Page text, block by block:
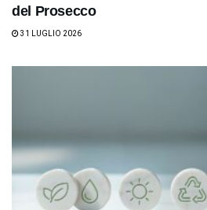
del Prosecco
31 LUGLIO 2026